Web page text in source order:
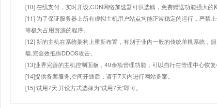
[10] 在线支付，实时开设,CDN网络加速器可供选购，免费赠送功能强大
[11] 为了保证服务器上所有虚拟主机用户站点均能正常稳定的运行，严禁
等极为占用资源的程序。
[12] 新的主机在系统架构上重新布置，有别于业内一般的传统单机系统，
墙,完全效抵御DDOS攻击。
[13]业界完善的主机控制面板，40余项管理功能，可以自行在管理中心恢
[14]提供备案服务,空间开通后，请于7天内进行网站备案。
[15] 试用7天.开设方式选择为"试用7天"即可。